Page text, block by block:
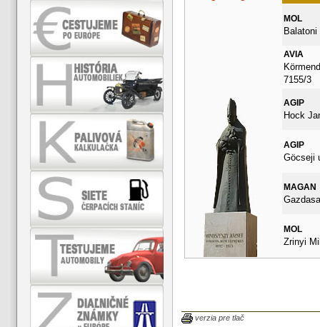
MOL
Balatoni
AVIA
7155/3
AGIP
Hock
AGIP
Göcseji
MAGAN
MOL
Zrinyi
verzia pre tlač